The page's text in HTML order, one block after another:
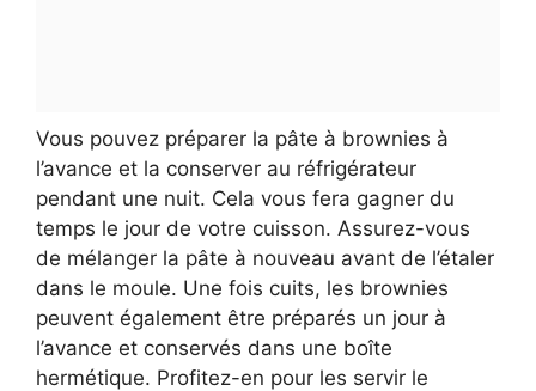
Vous pouvez préparer la pâte à brownies à
l’avance et la conserver au réfrigérateur
pendant une nuit. Cela vous fera gagner du
temps le jour de votre cuisson. Assurez-vous
de mélanger la pâte à nouveau avant de l’étaler
dans le moule. Une fois cuits, les brownies
peuvent également être préparés un jour à
l’avance et conservés dans une boîte
hermétique. Profitez-en pour les servir le